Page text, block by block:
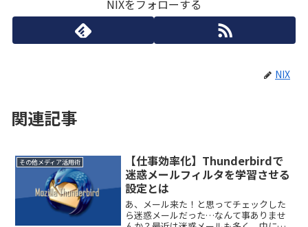
NIXをフォローする
NIX
関連記事
その他メディア活用術
【仕事効率化】Thunderbirdで
迷惑メールフィルタを学習させる
設定とは
あ、メール来た！と思ってチェックした
ら迷惑メールだった…なんて事ありませ